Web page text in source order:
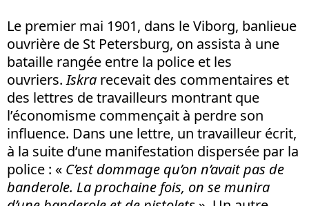
Le premier mai 1901, dans le Viborg, banlieue
ouvrière de St Petersburg, on assista à une
bataille rangée entre la police et les
ouvriers.Iskra recevait des commentaires et
des lettres de travailleurs montrant que
l’économisme commençait à perdre son
influence. Dans une lettre, un travailleur écrit,
à la suite d’une manifestation dispersée par la
police : « C’est dommage qu’on n’avait pas de
banderole. La prochaine fois, on se munira